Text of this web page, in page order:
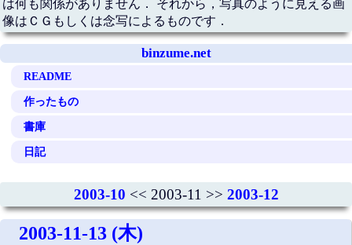
は何も関係がありません． それから，写真のように見える画
像はＣＧもしくは念写によるものです．
binzume.net
README
作ったもの
書庫
日記
2003-10 << 2003-11 >> 2003-12
2003-11-13 (木)